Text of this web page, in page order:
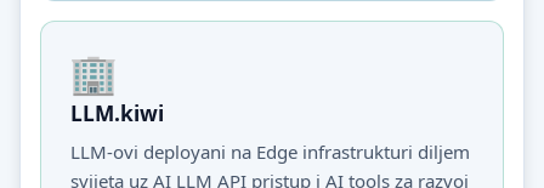
LLM.kiwi
LLM-ovi deployani na Edge infrastrukturi diljem
svijeta uz AI LLM API pristup i AI tools za razvoj